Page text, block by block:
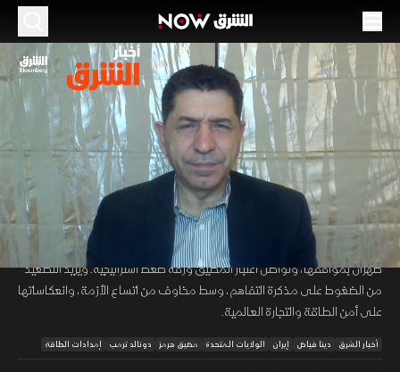
00:12 50:38
الموسم 2026
أميركا - إيران: المواجهة تتجدد.. وغموض حول
مستقبل "التفاهم"
50:37 أخبار
أخبار الشرق
تتجدد المواجهة بين الولايات المتحدة وإيران، مع تنفيذ ضربات أميركية
استهدفت مواقع مرتبطة بتهديد الملاحة في مضيق هرمز، بينما تتمسك
طهران بمواقفها، وتواصل اعتبار المضيق ورقة ضغط استراتيجية. ويزيد التصعيد
من الضغوط على مذكرة التفاهم، وسط مخاوف من اتساع الأزمة، وانعكاساتها
على أمن الطاقة والتجارة العالمية.
أخبار الشرق دينا فياض إيران الولايات المتحدة مضيق هرمز دونالد ترمب إمدادات الطاقة